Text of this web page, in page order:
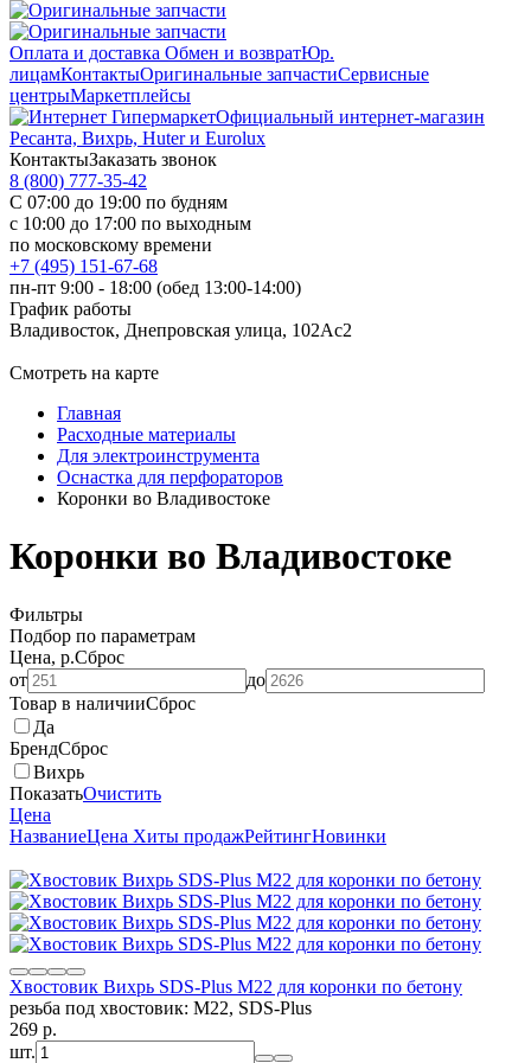
Оплата и доставка Обмен и возвратЮр.
лицамКонтактыОригинальные запчастиСервисные
центрыМаркетплейсы
Официальный интернет-магазин
Ресанта, Вихрь, Huter и Eurolux
КонтактыЗаказать звонок
8 (800) 777-35-42
С 07:00 до 19:00 по будням
с 10:00 до 17:00 по выходным
по московскому времени
+7 (495) 151-67-68
пн-пт 9:00 - 18:00 (обед 13:00-14:00)
График работы
Владивосток, Днепровская улица, 102Ас2
Смотреть на карте
Главная
Расходные материалы
Для электроинструмента
Оснастка для перфораторов
Коронки во Владивостоке
Коронки во Владивостоке
Фильтры
Подбор по параметрам
Цена, р.Сброс
от
до
Товар в наличииСброс
Да
БрендСброс
Вихрь
ПоказатьОчистить
Цена
НазваниеЦена Хиты продажРейтингНовинки
Хвостовик Вихрь SDS-Plus М22 для коронки по бетону
резьба под хвостовик: М22, SDS-Plus
269 p.
шт.